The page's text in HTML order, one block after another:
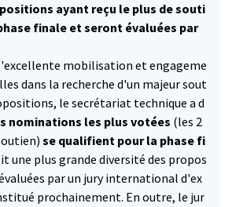
ayant reçu le plus de souti
finale et seront évaluées par
mobilisation et engageme
dans la recherche d'un majeur sout
le secrétariat technique a d
nominations les plus votées (les 2
se qualifient pour la phase fi
une plus grande diversité des propos
par un jury international d'ex
prochainement. En outre, le jur